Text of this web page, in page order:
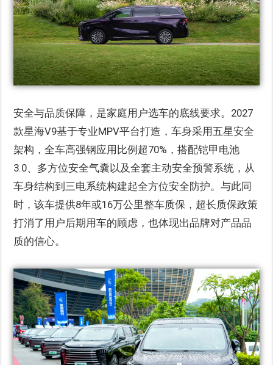
安全与品质保障，是家庭用户选车的底线要求。2027
款星海V9基于专业MPV平台打造，车身采用五星安全
架构，全车高强钢应用比例超70%，搭配铠甲电池
3.0、多方位安全气囊以及全套主动安全预警系统，从
车身结构到三电系统构建起全方位安全防护。与此同
时，该车提供8年或16万公里整车质保，超长质保政策
打消了用户后期用车的顾虑，也体现出品牌对产品品
质的信心。